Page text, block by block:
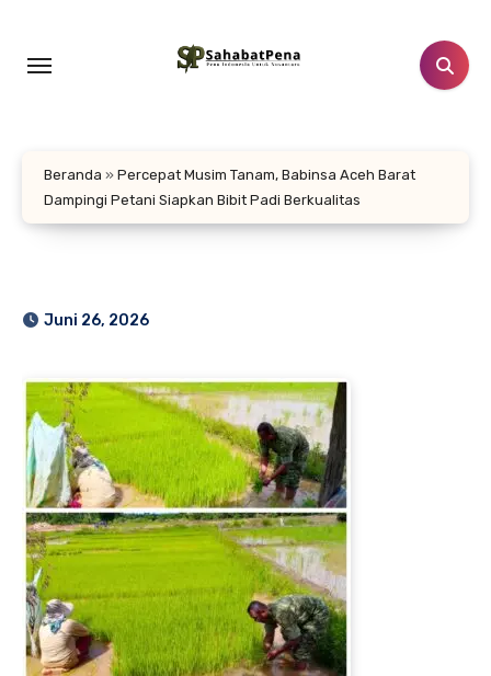
konten
Beranda » Percepat Musim Tanam, Babinsa Aceh Barat
Dampingi Petani Siapkan Bibit Padi Berkualitas
Juni 26, 2026